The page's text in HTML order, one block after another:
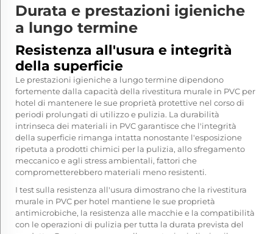
Durata e prestazioni igieniche
a lungo termine
Resistenza all'usura e integrità
della superficie
Le prestazioni igieniche a lungo termine dipendono
fortemente dalla capacità della rivestitura murale in PVC per
hotel di mantenere le sue proprietà protettive nel corso di
periodi prolungati di utilizzo e pulizia. La durabilità
intrinseca dei materiali in PVC garantisce che l'integrità
della superficie rimanga intatta nonostante l'esposizione
ripetuta a prodotti chimici per la pulizia, allo sfregamento
meccanico e agli stress ambientali, fattori che
comprometterebbero materiali meno resistenti.
I test sulla resistenza all'usura dimostrano che la rivestitura
murale in PVC per hotel mantiene le sue proprietà
antimicrobiche, la resistenza alle macchie e la compatibilità
con le operazioni di pulizia per tutta la durata prevista del